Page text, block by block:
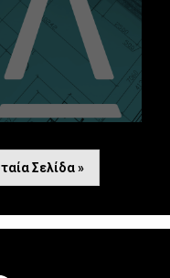
Σελίδα »